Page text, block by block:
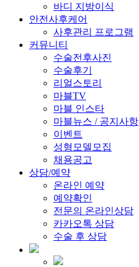
바디 지방이식
안전사후케어
사후관리 프로그램
커뮤니티
수술전후사진
수술후기
리얼스토리
마블TV
마블 인스타
마블뉴스 / 공지사항
이벤트
성형모델모집
채용공고
상담/예약
온라인 예약
예약확인
전문의 온라인상담
카카오톡 상담
수술 후 상담